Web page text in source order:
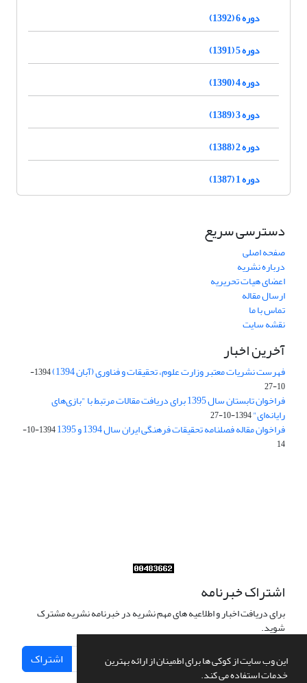
این وب سایت از کوکی ها برای اطمینان از ارائه بهترین
خدمات استفاده می کند.
دوره 6 (1392)
دوره 5 (1391)
دوره 4 (1390)
دوره 3 (1389)
دوره 2 (1388)
دوره 1 (1387)
دسترسی سریع
صفحه اصلی
درباره نشریه
اعضای هیات تحریریه
ارسال مقاله
تماس با ما
نقشه سایت
آخرین اخبار
فهرست نشریات معتبر وزارت علوم، تحقیقات و فناوری (آبان 1394)
1394-
10-27
فراخوان تابستان سال 1395 برای دریافت مقالات مرتبط با "بازی‌های
رایانه‌ای"1394-10-27
فراخوان مقاله فصلنامه تحقیقات فرهنگی ایران سال 1394 و 1395
1394-10-
14
اشتراک خبرنامه
برای دریافت اخبار و اطلاعیه های مهم نشریه در خبرنامه نشریه مشترک
شوید.
اشتراک